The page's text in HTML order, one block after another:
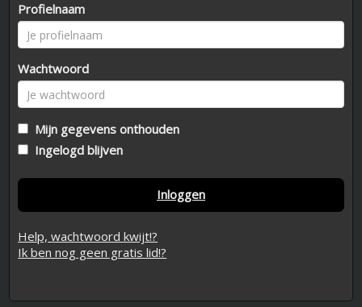
Profielnaam
Wachtwoord
Mijn gegevens onthouden
Ingelogd blijven
Inloggen
Help, wachtwoord kwijt!?
Ik ben nog geen gratis lid!?